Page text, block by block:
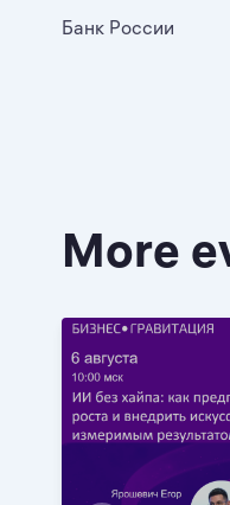
Банк России
More